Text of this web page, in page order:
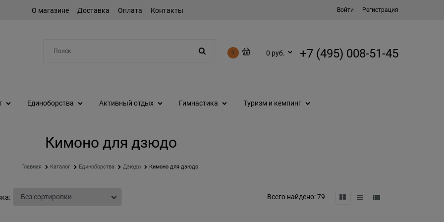
О магазине Доставка Оплата Контакты Войти Регистрация
0 0 руб. +7 (495) 008-51-45
Единоборства Активный отдых Гимнастика Туризм и кемпинг
Кимоно для дзюдо
Главная Каталог Единоборства Дзюдо Кимоно для дзюдо
Всего найдено: 79